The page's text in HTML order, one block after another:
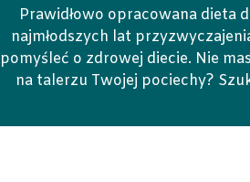
Prawidłowo opracowana dieta
najmłodszych lat
pomyśleć o zdrowej diecie. Nie
na talerzu Twojej pociechy?